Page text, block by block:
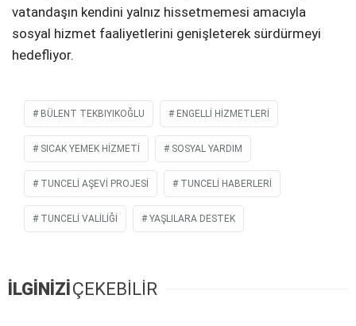
vatandaşın kendini yalnız hissetmemesi amacıyla
sosyal hizmet faaliyetlerini genişleterek sürdürmeyi
hedefliyor.
BÜLENT TEKBIYIKOĞLU ENGELLI HIZMETLERI
SICAK YEMEK HİZMETİ SOSYAL YARDIM
TUNCELI AŞEVI PROJESI TUNCELI HABERLERI
TUNCELI VALILIĞI YAŞLILARA DESTEK
İLGİNİZİÇEKEBİLİR